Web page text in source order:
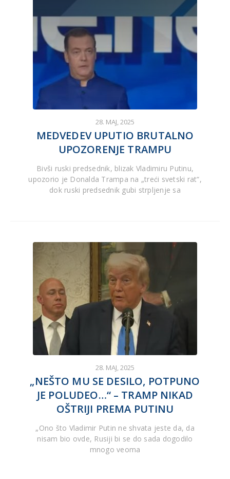
28. MAJ, 2025
MEDVEDEV UPUTIO BRUTALNO
UPOZORENJE TRAMPU
Bivši ruski predsednik, blizak Vladimiru Putinu,
upozorio je Donalda Trampa na „treći svetski rat“,
dok ruski predsednik gubi strpljenje sa
28. MAJ, 2025
„NEŠTO MU SE DESILO, POTPUNO
JE POLUDEO…“ – TRAMP NIKAD
OŠTRIJI PREMA PUTINU
„Ono što Vladimir Putin ne shvata jeste da, da
nisam bio ovde, Rusiji bi se do sada dogodilo
mnogo veoma